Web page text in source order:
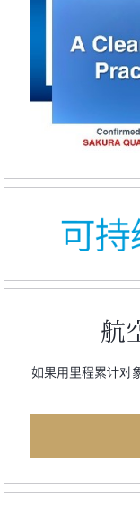
航
如果用里程累计对